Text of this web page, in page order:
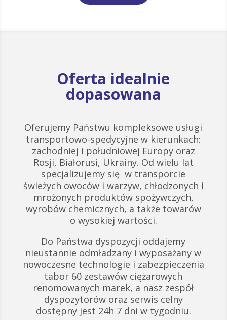
Oferta idealnie
dopasowana
Oferujemy Państwu kompleksowe usługi
transportowo-spedycyjne w kierunkach:
zachodniej i południowej Europy oraz
Rosji, Białorusi, Ukrainy. Od wielu lat
specjalizujemy się w transporcie
świeżych owoców i warzyw, chłodzonych i
mrożonych produktów spożywczych,
wyrobów chemicznych, a także towarów
o wysokiej wartości.
Do Państwa dyspozycji oddajemy
nieustannie odmładzany i wyposażany w
nowoczesne technologie i zabezpieczenia
tabor 60 zestawów ciężarowych
renomowanych marek, a nasz zespół
dyspozytorów oraz serwis celny
dostępny jest 24h 7 dni w tygodniu.